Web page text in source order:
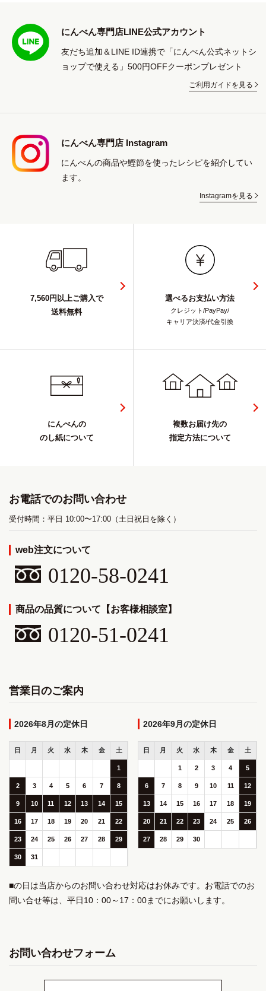
にんべん専門店LINE公式アカウント
友だち追加＆LINE ID連携で「にんべん公式ネットシ
ョップで使える」500円OFFクーポンプレゼント
ご利用ガイドを見る
にんべん専門店 Instagram
にんべんの商品や鰹節を使ったレシピを紹介してい
ます。
Instagramを見る
7,560円以上ご購入で
送料無料
選べるお支払い方法
クレジット/PayPay/
キャリア決済/代金引換
にんべんの
のし紙について
複数お届け先の
指定方法について
お電話でのお問い合わせ
受付時間：平日 10:00〜17:00（土日祝日を除く）
web注文について
0120-58-0241
商品の品質について【お客様相談室】
0120-51-0241
営業日のご案内
2026年8月
日 月 火 水 木 金 土
1
2 3 4 5 6 7 8
9 10 11 12 13 14 15
16 17 18 19 20 21 22
23 24 25 26 27 28 29
30 31
2026年9月
日 月 火 水 木 金 土
1 2 3 4 5
6 7 8 9 10 11 12
13 14 15 16 17 18 19
20 21 22 23 24 25 26
27 28 29 30
■の日は当店からのお問い合わせ対応はお休みです。お電話でのお
問い合せ等は、平日10：00～17：00までにお願いします。
お問い合わせフォーム